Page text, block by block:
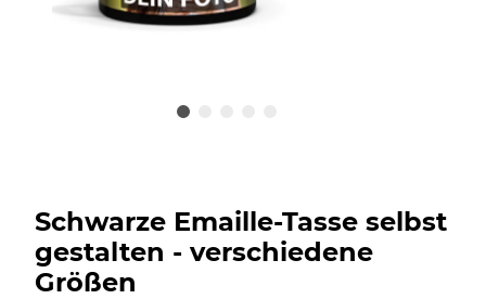
Schwarze Emaille-Tasse selbst
gestalten - verschiedene
Größen